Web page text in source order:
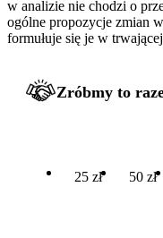
w analizie nie chodzi o
ogólne propozycje zmian
formułuje się je w
Zróbmy to
25 zł 50 zł